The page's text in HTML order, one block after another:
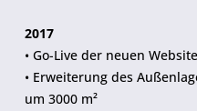
2017
• Go-Live der neuen Website
• Erweiterung des
um 3000 m²